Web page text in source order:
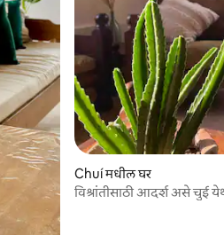
Chuí मधील घर
विश्रांतीसाठी आदर्श असे चुई